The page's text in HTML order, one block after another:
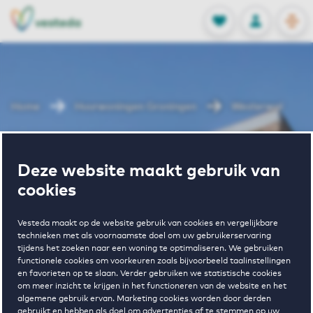
Deze website maakt gebruik van
cookies
Vesteda maakt op de website gebruik van cookies en vergelijkbare
technieken met als voornaamste doel om uw gebruikerservaring
tijdens het zoeken naar een woning te optimaliseren. We gebruiken
functionele cookies om voorkeuren zoals bijvoorbeeld taalinstellingen
en favorieten op te slaan. Verder gebruiken we statistische cookies
om meer inzicht te krijgen in het functioneren van de website en het
algemene gebruik ervan. Marketing cookies worden door derden
FAVORIETEN
Opgeslagen
INLOGGEN
NL
EN
Home Huurwoningen Groningen Westerwal
Wonen in
Westerwal
Regelmatig beschikbaar